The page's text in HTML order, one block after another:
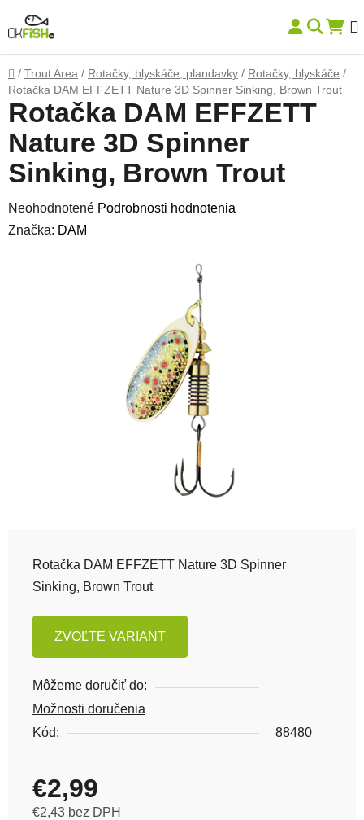
Hľadať
Domov
/ Trout Area / Rotačky, blyskáče, plandavky / Rotačky, blyskáče /
Rotačka DAM EFFZETT Nature 3D Spinner Sinking, Brown Trout
Rotačka DAM EFFZETT Nature 3D Spinner
Sinking, Brown Trout
ZVOĽTE VARIANT
Môžeme doručiť do:
Možnosti doručenia
Kód:
88480
€2,99
€2,43 bez DPH
Rotačka DAM EFFZETT
Nature 3D Spinner
Sinking, Brown Trout
Priemerné hodnotenie produktu je 0,0 z 5 hviezdičiek.
Neohodnotené Podrobnosti hodnotenia
Značka: DAM